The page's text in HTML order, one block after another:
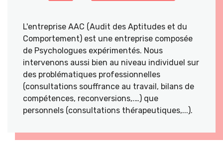
L'entreprise AAC (Audit des Aptitudes et du
Comportement) est une entreprise composée
de Psychologues expérimentés. Nous
intervenons aussi bien au niveau individuel sur
des problématiques professionnelles
(consultations souffrance au travail, bilans de
compétences, reconversions,.…) que
personnels (consultations thérapeutiques,...).